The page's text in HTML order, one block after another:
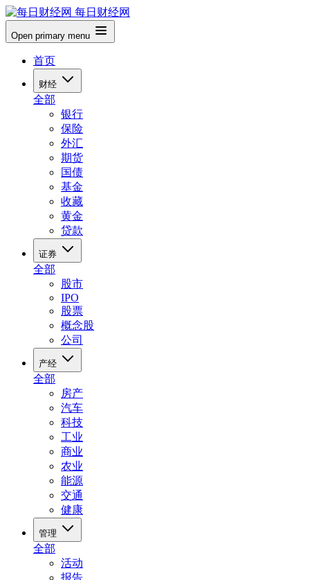
每日财经网
Open primary menu
首页
财经
全部
银行
保险
外汇
期货
国债
基金
收藏
黄金
贷款
证券
全部
股市
IPO
股票
概念股
公司
产经
全部
房产
汽车
科技
工业
商业
农业
能源
交通
健康
管理
全部
活动
报告